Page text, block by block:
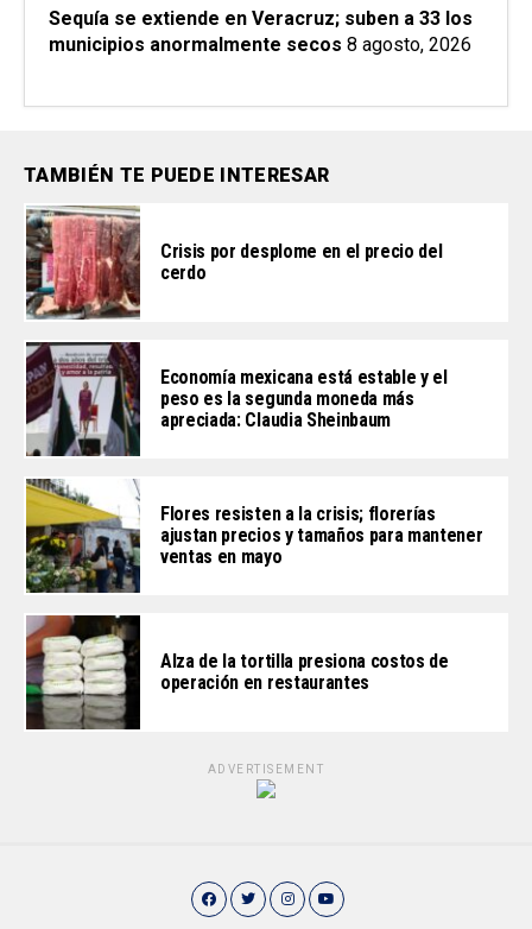
Sequía se extiende en Veracruz; suben a 33 los
municipios anormalmente secos 8 agosto, 2026
TAMBIÉN TE PUEDE INTERESAR
Crisis por desplome en el precio del
cerdo
Economía mexicana está estable y el
peso es la segunda moneda más
apreciada: Claudia Sheinbaum
Flores resisten a la crisis; florerías
ajustan precios y tamaños para mantener
ventas en mayo
Alza de la tortilla presiona costos de
operación en restaurantes
ADVERTISEMENT